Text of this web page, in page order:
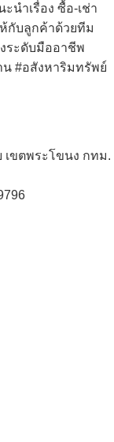
นำเรื่อง ซื้อ-เช่า
กับลูกค้าด้วยทีม
ระดับมืออาชีพ
น #อสังหาริมทรัพย์
เขตพระโขนง กทม.